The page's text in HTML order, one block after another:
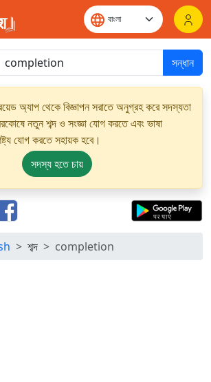
সন্ধান
অ্যাপ থেকে বিজ্ঞাপন সরাতে অনুগ্রহ করে সদস্যতা
নতুন শব্দ ও সংজ্ঞা যোগ করতে এবং ভাষা
যোগ করতে সহায়ক হবে।
সদস্য হতে চায়
শব্দ completion